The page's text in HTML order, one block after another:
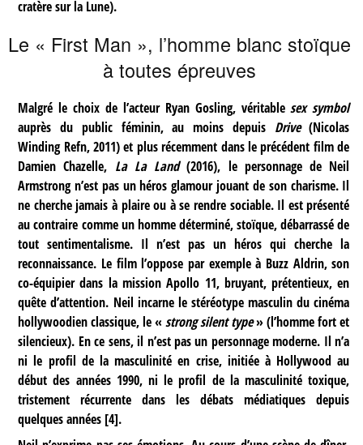
cratère sur la Lune).
Le « First Man », l’homme blanc stoïque
à toutes épreuves
Malgré le choix de l’acteur Ryan Gosling, véritablesex symbol
auprès du public féminin, au moins depuis Drive(Nicolas
Winding Refn, 2011) et plus récemment dans le précédent film de
Damien Chazelle, La La Land(2016), le personnage de Neil
Armstrong n’est pas un héros glamour jouant de son charisme. Il
ne cherche jamais à plaire ou à se rendre sociable. Il est présenté
au contraire comme un homme déterminé, stoïque, débarrassé de
tout sentimentalisme. Il n’est pas un héros qui cherche la
reconnaissance. Le film l’oppose par exemple à Buzz Aldrin, son
co-équipier dans la mission Apollo 11, bruyant, prétentieux, en
quête d’attention. Neil incarne le stéréotype masculin du cinéma
hollywoodien classique, le «strong silent type» (l’homme fort et
silencieux). En ce sens, il n’est pas un personnage moderne. Il n’a
ni le profil de la masculinité en crise, initiée à Hollywood au
début des années 1990, ni le profil de la masculinité toxique,
tristement récurrente dans les débats médiatiques depuis
quelques années [4].